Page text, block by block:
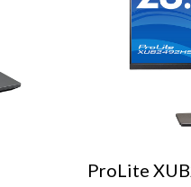
ProLite